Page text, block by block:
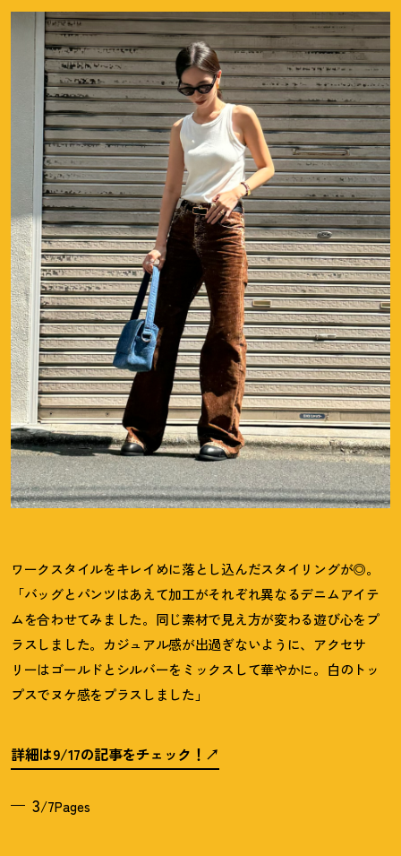
ワークスタイルをキレイめに落とし込んだスタイリングが◎。
「バッグとパンツはあえて加工がそれぞれ異なるデニムアイテ
ムを合わせてみました。同じ素材で見え方が変わる遊び心をプ
ラスしました。カジュアル感が出過ぎないように、アクセサ
リーはゴールドとシルバーをミックスして華やかに。白のトッ
プスでヌケ感をプラスしました」
詳細は9/17の記事をチェック ！
3/7Pages